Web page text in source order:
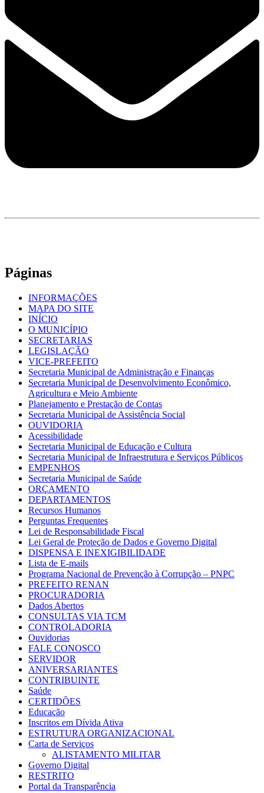
Páginas
INFORMAÇÕES
MAPA DO SITE
INÍCIO
O MUNICÍPIO
SECRETARIAS
LEGISLAÇÃO
VICE-PREFEITO
Secretaria Municipal de Administração e Finanças
Secretaria Municipal de Desenvolvimento Econômico,
Agricultura e Meio Ambiente
Planejamento e Prestação de Contas
Secretaria Municipal de Assistência Social
OUVIDORIA
Acessibilidade
Secretaria Municipal de Educação e Cultura
Secretaria Municipal de Infraestrutura e Serviços Públicos
EMPENHOS
Secretaria Municipal de Saúde
ORÇAMENTO
DEPARTAMENTOS
Recursos Humanos
Perguntas Frequentes
Lei de Responsabilidade Fiscal
Lei Geral de Proteção de Dados e Governo Digital
DISPENSA E INEXIGIBILIDADE
Lista de E-mails
Programa Nacional de Prevenção à Corrupção – PNPC
PREFEITO RENAN
PROCURADORIA
Dados Abertos
CONSULTAS VIA TCM
CONTROLADORIA
Ouvidorias
FALE CONOSCO
SERVIDOR
ANIVERSARIANTES
CONTRIBUINTE
Saúde
CERTIDÕES
Educação
Inscritos em Dívida Ativa
ESTRUTURA ORGANIZACIONAL
Carta de Serviços
ALISTAMENTO MILITAR
Governo Digital
RESTRITO
Portal da Transparência